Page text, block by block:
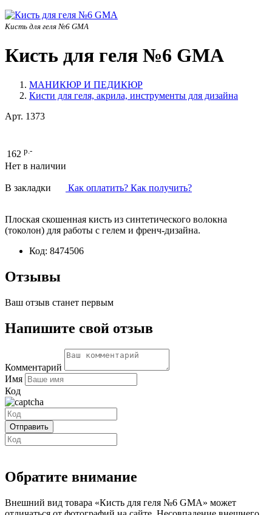
Кисть для геля №6 GMA
Кисть для геля №6 GMA
МАНИКЮР И ПЕДИКЮР
Кисти для геля, акрила, инструменты для дизайна
Арт. 1373
162 р.-
Нет в наличии
В закладки Как оплатить? Как получить?
Плоская скошенная кисть из синтетического волокна
(токолон) для работы с гелем и френч-дизайна.
Код: 8474506
Отзывы
Ваш отзыв станет первым
Напишите свой отзыв
Комментарий
Имя
Код
Обратите внимание
Внешний вид товара «Кисть для геля №6 GMA» может